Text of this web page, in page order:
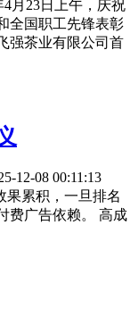
月23日上午，庆祝
全国职工先锋表彰
强茶业有限公司首
12-08 00:11:13
果累积，一旦排名
费广告依赖。 高成